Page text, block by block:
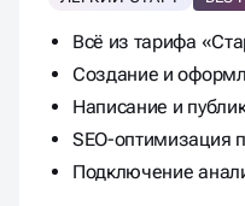
ЛЁГКИЙ СТАРТ БЕЗ
Всё из тарифа
Создание и
Написание и
SEO-оптимизация